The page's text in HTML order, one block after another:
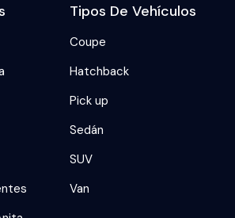
Tipos De Vehículos
Coupe
Hatchback
Pick up
Sedán
SUV
Van